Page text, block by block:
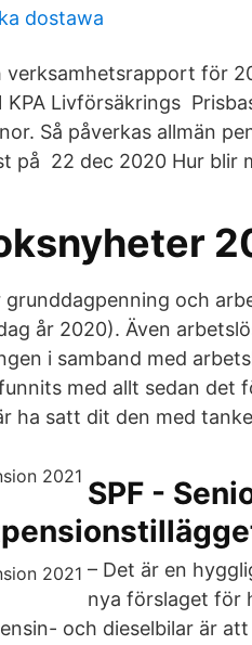
dostawa
verksamhetsrapport för
KPA Livförsäkrings
Så påverkas allmän
på 22 dec 2020 Hur blir
grunddagpenning och
år 2020). Även
i samband med
med allt sedan det
ha satt dit den med
SPF -
– Det är en
nya förslaget för
och dieselbilar är